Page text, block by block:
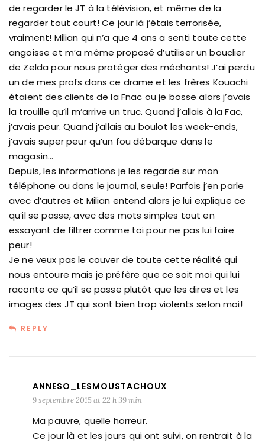
de regarder le JT à la télévision, et même de la
regarder tout court! Ce jour là j’étais terrorisée,
vraiment! Milian qui n’a que 4 ans a senti toute cette
angoisse et m’a même proposé d’utiliser un bouclier
de Zelda pour nous protéger des méchants! J’ai perdu
un de mes profs dans ce drame et les frères Kouachi
étaient des clients de la Fnac ou je bosse alors j’avais
la trouille qu’il m’arrive un truc. Quand j’allais à la Fac,
j’avais peur. Quand j’allais au boulot les week-ends,
j’avais super peur qu’un fou débarque dans le
magasin…
Depuis, les informations je les regarde sur mon
téléphone ou dans le journal, seule! Parfois j’en parle
avec d’autres et Milian entend alors je lui explique ce
qu’il se passe, avec des mots simples tout en
essayant de filtrer comme toi pour ne pas lui faire
peur!
Je ne veux pas le couver de toute cette réalité qui
nous entoure mais je préfère que ce soit moi qui lui
raconte ce qu’il se passe plutôt que les dires et les
images des JT qui sont bien trop violents selon moi!
REPLY
ANNESO_LESMOUSTACHOUX
9 septembre 2015 at 22 h 39 min
Ma pauvre, quelle horreur.
Ce jour là et les jours qui ont suivi, on rentrait à la